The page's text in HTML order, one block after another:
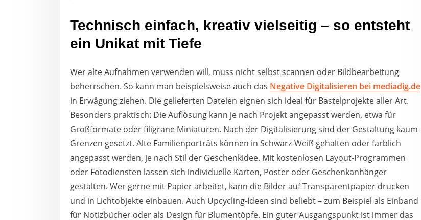
Technisch einfach, kreativ vielseitig – so entsteht
ein Unikat mit Tiefe
Wer alte Aufnahmen verwenden will, muss nicht selbst scannen oder Bildbearbeitung
beherrschen. So kann man beispielsweise auch das Negative Digitalisieren bei mediadig.de
in Erwägung ziehen. Die gelieferten Dateien eignen sich ideal für Bastelprojekte aller Art.
Besonders praktisch: Die Auflösung kann je nach Projekt angepasst werden, etwa für
Großformate oder filigrane Miniaturen. Nach der Digitalisierung sind der Gestaltung kaum
Grenzen gesetzt. Alte Familienporträts können in Schwarz-Weiß gehalten oder farblich
angepasst werden, je nach Stil der Geschenkidee. Mit kostenlosen Layout-Programmen
oder Fotodiensten lassen sich individuelle Karten, Poster oder Geschenkanhänger
gestalten. Wer gerne mit Papier arbeitet, kann die Bilder auf Transparentpapier drucken
und in Lichtobjekte einbauen. Auch Upcycling-Ideen sind beliebt – zum Beispiel als Einband
für Notizbücher oder als Design für Blumentöpfe. Ein guter Ausgangspunkt ist immer das